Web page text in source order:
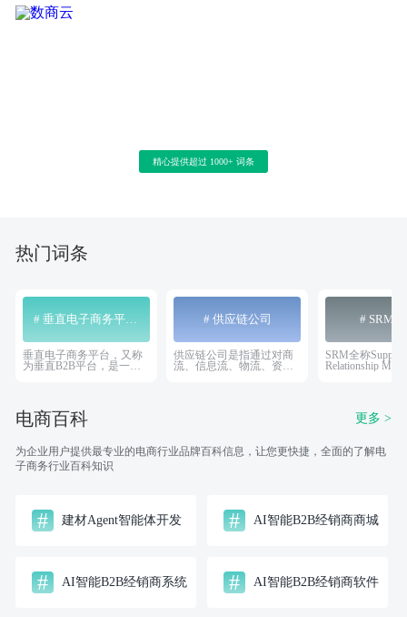
精心提供超过 1000+ 词条
热门词条
# 垂直电子商务平台主要特征
垂直电子商务平台，又称
为垂直B2B平台，是一种
方式，为中小企业提供全
面的电子商务解决方案的
平台。在当今的电子商务
正逐渐成为推动行业创新
和变革的重要力量。本文
将深入探讨垂直电子商务
# 供应链公司
供应链公司是指通过对商
流、信息流、物流、资金
网络结构公司；
# SRM
SRM全称Supplier
Relationship
电商百科 更多 >
为企业用户提供最专业的电商行业品牌百科信息，让您更快捷，全面的了解电
子商务行业百科知识
# 建材Agent智能体开发 # AI智能B2B经销商商城
# AI智能B2B经销商系统 # AI智能B2B经销商软件